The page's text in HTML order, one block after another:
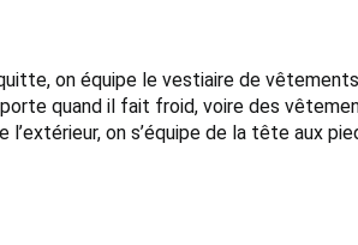
on équipe le vestiaire de
quand il fait froid, voire des
l’extérieur, on s’équipe de la tête aux